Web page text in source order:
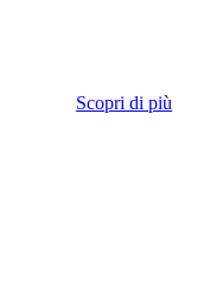
Scopri di più